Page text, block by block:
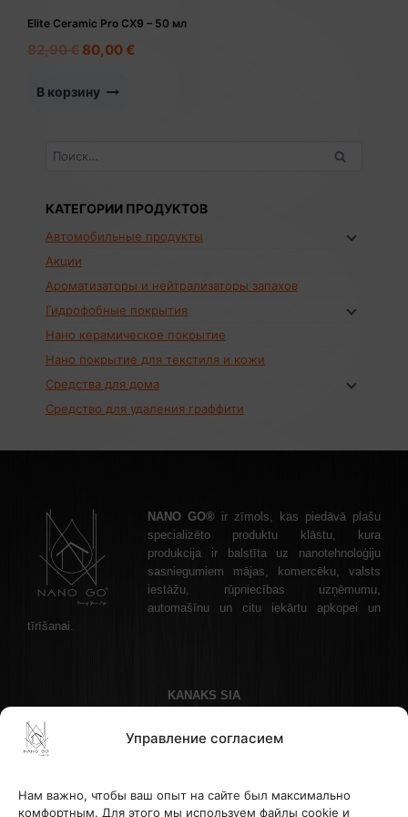
Управление согласием
Нам важно, чтобы ваш опыт на сайте был максимально
комфортным. Для этого мы используем файлы cookie и
Elite Ceramic Pro CX9 – 50 мл
82,90€ Первоначальная
составляла
80,00€
В корзину
Найти:
КАТЕГОРИИ ПРОДУКТОВ
Автомобильные продукты
Акции
Ароматизаторы и нейтрализаторы запахов
Гидрофобные покрытия
Нано керамическое покрытие
Нано покрытие для текстиля и кожи
Средства для дома
Средство для удаления граффити
NANO GO® ir zīmols, kas piedāvā plašu
specializēto produktu klāstu, kura
produkcija ir balstīta uz nanotehnoloģiju
sasniegumiem mājas, komercēku, valsts
iestāžu, rūpniecības uzņēmumu,
automašīnu un citu iekārtu apkopei un
tīrīšanai.
KANAKS SIA
Телефон: +37122336465 , эл. почта: info@nanogo.lv
НДС LV45403034175